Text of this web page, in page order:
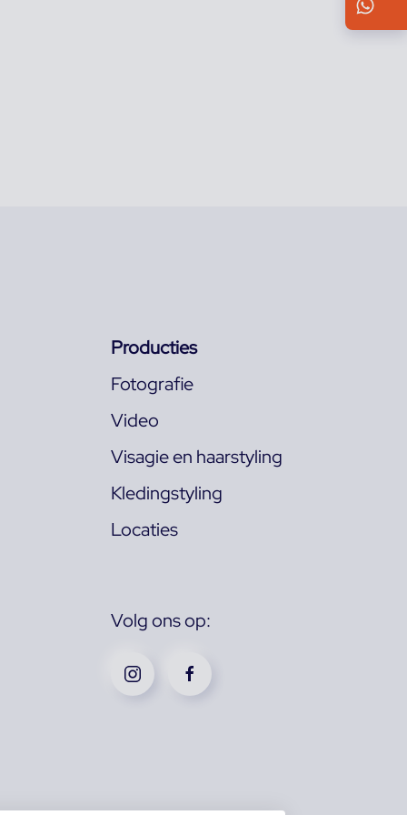
Producties
Fotografie
Video
Visagie en haarstyling
Kledingstyling
Locaties
Volg ons op: